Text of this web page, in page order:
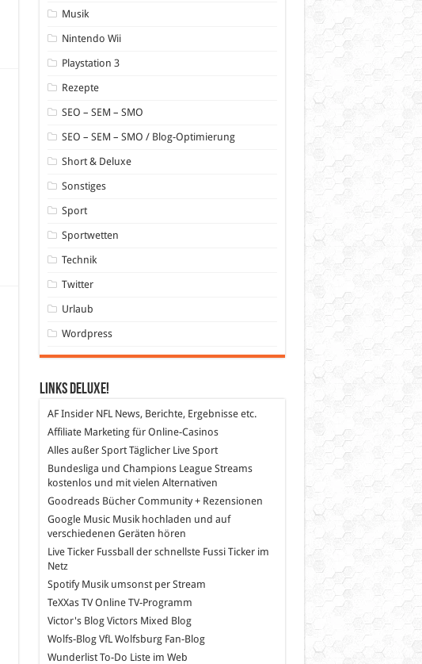
Musik
Nintendo Wii
Playstation 3
Rezepte
SEO – SEM – SMO
SEO – SEM – SMO / Blog-Optimierung
Short & Deluxe
Sonstiges
Sport
Sportwetten
Technik
Twitter
Urlaub
Wordpress
Links DeLuXe!
AF InsiderNFL News, Berichte, Ergebnisse etc.
Affiliate Marketingfür Online-Casinos
Alles außer SportTäglicher Live Sport
Bundesliga und Champions League Streams
kostenlos und mit vielen Alternativen
GoodreadsBücher Community + Rezensionen
Google MusicMusik hochladen und auf
verschiedenen Geräten hören
Live Ticker Fussball
der schnellste Fussi Ticker im
Netz
SpotifyMusik umsonst per Stream
TeXXas TVOnline TV-Programm
Victor's BlogVictors Mixed Blog
Wolfs-BlogVfL Wolfsburg Fan-Blog
WunderlistTo-Do Liste im Web